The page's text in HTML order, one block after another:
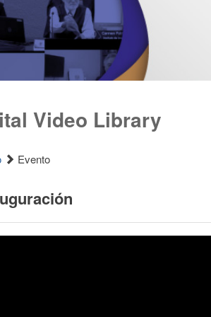
Video Library
Evento